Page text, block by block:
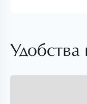
Удобства